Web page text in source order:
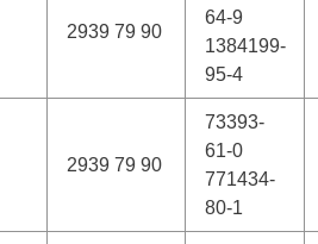
2939 79 90
64-9
1384199-
95-4
2939 79 90
73393-
61-0
771434-
80-1